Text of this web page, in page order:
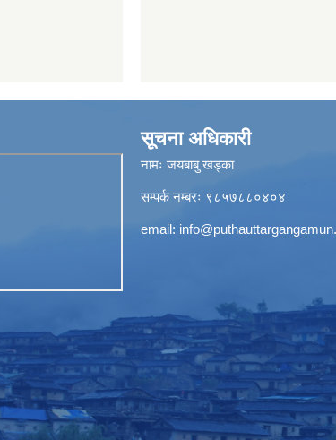
सूचना अधिकारी
नामः जयबाबु खड्का
सम्पर्क नम्बरः ९८५७८८०४०४
email: